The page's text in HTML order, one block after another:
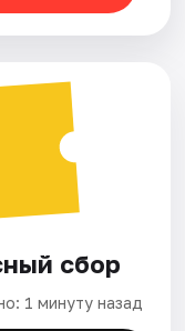
сбор
1 минуту назад